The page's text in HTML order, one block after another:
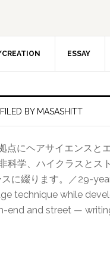
ESSAY
FILED BY MASASHITT
点にヘアサイエンスと
科学、ハイクラスと
に綴ります。／29-
technique while
end and street —